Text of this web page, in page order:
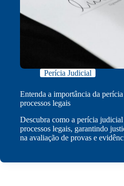
Perícia Judicial
Entenda a importância da
processos legais
Descubra como a perícia
processos legais, garantindo
na avaliação de provas e